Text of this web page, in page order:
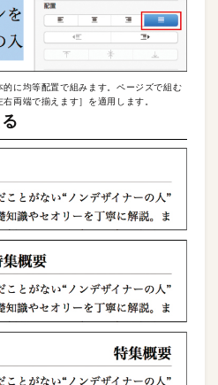
に均等配置で組みます。ページズで組む
両端で揃えます］を適用します。